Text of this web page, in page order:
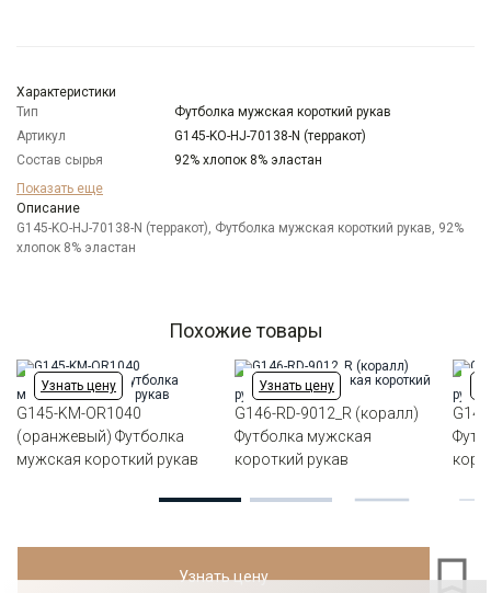
Характеристики
Тип
Футболка мужская короткий рукав
Артикул
G145-KO-HJ-70138-N (терракот)
Состав сырья
92% хлопок 8% эластан
Бренд
Модель
Цвет
Оранжевый
Ворот
Показать еще
Описание
G145-KO-HJ-70138-N (терракот), Футболка мужская короткий рукав, 92%
хлопок 8% эластан
Похожие товары
Узнать цену
G145-KM-OR1040
(оранжевый) Футболка
мужская короткий рукав
Узнать цену
G146-RD-9012_R (коралл)
Футболка мужская
короткий рукав
Узнать цену